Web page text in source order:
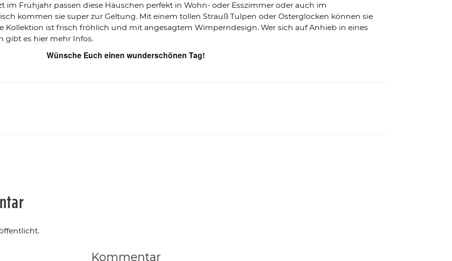
im Frühjahr passen diese Häuschen perfekt in Wohn- oder Esszimmer oder auch im
kommen sie super zur Geltung. Mit einem tollen Strauß Tulpen oder Osterglocken können sie
Kollektion ist frisch fröhlich und mit angesagtem Wimperndesign. Wer sich auf Anhieb in eines
gibt es hiermehr Infos.
Wünsche Euch einen wunderschönen Tag!
Kommentar